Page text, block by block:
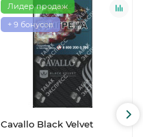
Лидер продаж
+ 9 бонусов
Cavallo Black Velvet